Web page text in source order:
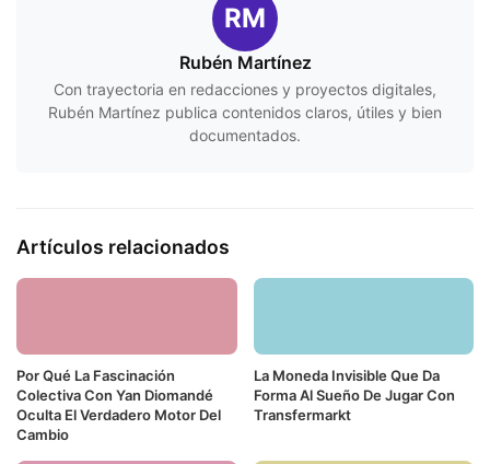
RM
Rubén Martínez
Con trayectoria en redacciones y proyectos digitales,
Rubén Martínez publica contenidos claros, útiles y bien
documentados.
Artículos relacionados
Por Qué La Fascinación
Colectiva Con Yan Diomandé
Oculta El Verdadero Motor Del
Cambio
La Moneda Invisible Que Da
Forma Al Sueño De Jugar Con
Transfermarkt